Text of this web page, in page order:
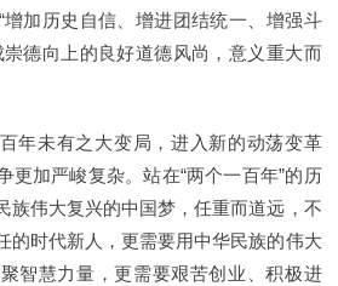
加历史自信、增进团结统一、增强斗
德向上的良好道德风尚，意义重大而
年未有之大变局，进入新的动荡变革
更加严峻复杂。站在“两个一百年”的历
族伟大复兴的中国梦，任重而道远，不
的时代新人，更需要用中华民族的伟大
智慧力量，更需要艰苦创业、积极进